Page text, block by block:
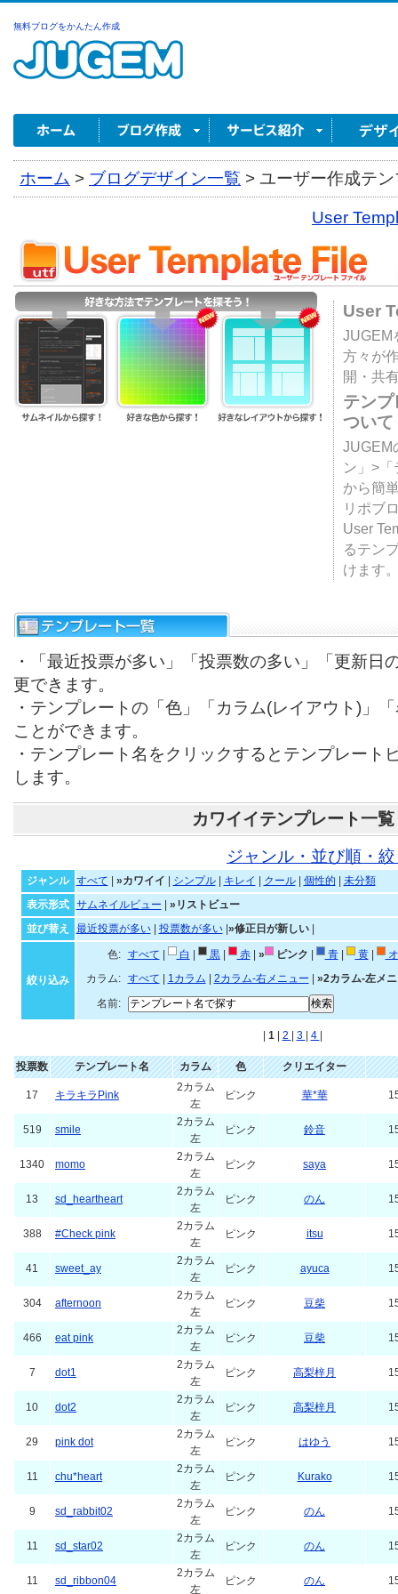
無料ブログをかんたん作成
ホーム > ブログデザイン一覧 > ユーザー作成テ
User
User
JUGEM
方々が
開・共
テン
ついて
JUGEM
ン」>
から簡
リポブ
User
るテン
けます
・「最近投票が多い」「投票数の多い」「更新日
更できます。
・テンプレートの「色」「カラム(レイアウト)」
ことができます。
・テンプレート名をクリックするとテンプレート
します。
カワイイテンプレート一覧
ジャンル・並び順・
ジャンル すべて »カワイイ シンプル| キレイ クール| 個性的
未分類
表示形式
サムネイルビュー
»リストビュー
並び替え
最近投票が多い| 投票数が多い| »修正日が新しい|
絞り込み
色: すべて 白 黒| 赤| » ピンク 青| 黄|
カラム:
すべて 1カラム 2カラム-右メニュー
»2カラム-左メ
名前:
1 2 3 4
投票数 テンプレート名 カラム 色 クリエイター
17 キラキラPink
2カラム
左
ピンク 華*華
519 smile
2カラム
左
ピンク 鈴音
1340 momo
2カラム
左
ピンク saya
13 sd_heartheart
2カラム
左
ピンク のん
388 #Check pink
2カラム
左
ピンク itsu
41 sweet_ay
2カラム
左
ピンク ayuca
304 afternoon
2カラム
左
ピンク 豆柴
466 eat pink
2カラム
左
ピンク 豆柴
7 dot1
2カラム
左
ピンク 高梨梓月
10 dot2
2カラム
左
ピンク 高梨梓月
29 pink dot
2カラム
左
ピンク はゆう
11 chu*heart
2カラム
左
ピンク Kurako
9 sd_rabbit02
2カラム
左
ピンク のん
11 sd_star02
2カラム
左
ピンク のん
11 sd_ribbon04
2カラム
左
ピンク のん